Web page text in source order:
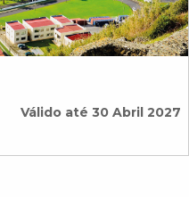
Válido até 30 Abril 2027